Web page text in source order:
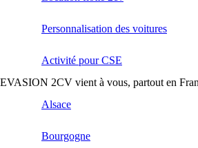
Personnalisation des voitures
Activité pour CSE
EVASION 2CV vient à vous, partout en
Alsace
Bourgogne